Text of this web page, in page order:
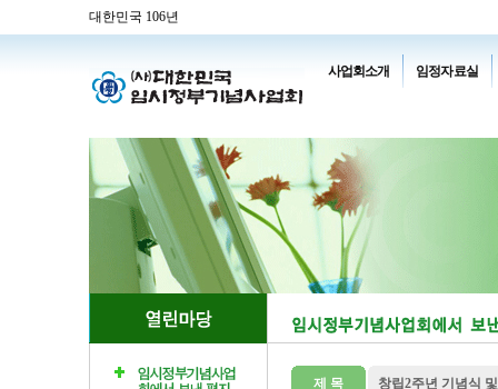
대한민국 106년
사업회소개 임정자료실
제 목 창립2주년 기념식